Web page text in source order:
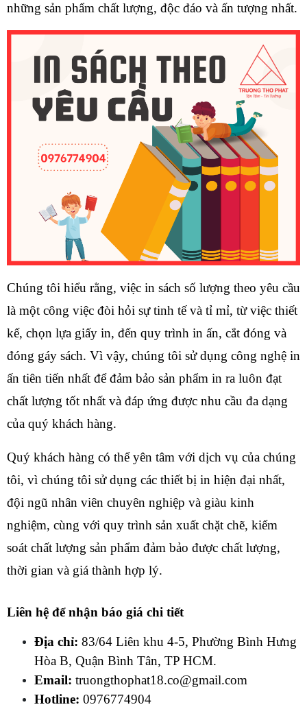
những sản phẩm chất lượng, độc đáo và ấn tượng nhất.
Chúng tôi hiểu rằng, việc in sách số lượng theo yêu cầu
là một công việc đòi hỏi sự tinh tế và tỉ mỉ, từ việc thiết
kế, chọn lựa giấy in, đến quy trình in ấn, cắt đóng và
đóng gáy sách. Vì vậy, chúng tôi sử dụng công nghệ in
ấn tiên tiến nhất để đảm bảo sản phẩm in ra luôn đạt
chất lượng tốt nhất và đáp ứng được nhu cầu đa dạng
của quý khách hàng.
Quý khách hàng có thể yên tâm với dịch vụ của chúng
tôi, vì chúng tôi sử dụng các thiết bị in hiện đại nhất,
đội ngũ nhân viên chuyên nghiệp và giàu kinh
nghiệm, cùng với quy trình sản xuất chặt chẽ, kiểm
soát chất lượng sản phẩm đảm bảo được chất lượng,
thời gian và giá thành hợp lý.
Liên hệ để nhận báo giá chi tiết
Địa chỉ: 83/64 Liên khu 4-5, Phường Bình Hưng
Hòa B, Quận Bình Tân, TP HCM.
Email: truongthophat18.co@gmail.com
Hotline: 0976774904